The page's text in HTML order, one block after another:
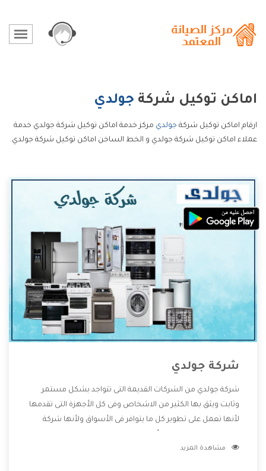
اماكن توكيل شركة جولدي
ارقام اماكن توكيل شركة جولدي مركز خدمة اماكن توكيل شركة جولدي خدمة
عملاء اماكن توكيل شركة جولدي و الخط الساخن اماكن توكيل شركة جولدي.
شركة جولدي
شركة جولدي من الشركات القديمة التى تتواجد بشكل مستمر
وثابت ويثق بها الكثير من الاشخاص وفى كل الأجهزة التى تقدمها
لأنها تعمل على تطوير كل ما يتوافر فى الأسواق ولأنها شركة
وتقدم للعملاء أقوى العروض والخصومات التى تسهل على
مشاهدة المزيد